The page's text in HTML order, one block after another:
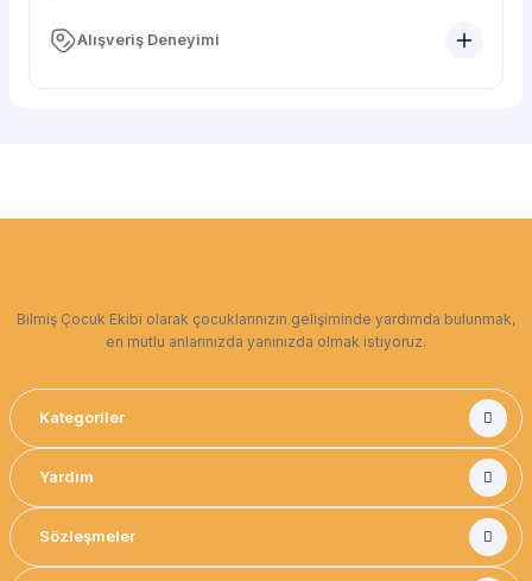
Alışveriş Deneyimi
Bilmiş Çocuk Ekibi olarak çocuklarınızın gelişiminde yardımda bulunmak,
en mutlu anlarınızda yanınızda olmak istiyoruz.
Kategoriler
Yardım
Sözleşmeler